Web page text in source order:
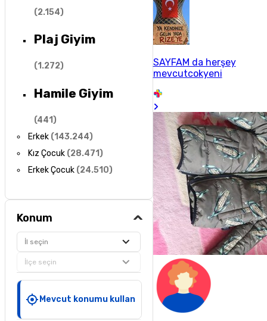
(2.154)
Plaj Giyim
(1.272)
Hamile Giyim
(441)
Erkek (143.244)
Kız Çocuk (28.471)
Erkek Çocuk (24.510)
Konum
İl seçin
İlçe seçin
Mevcut konumu kullan
SAYFAM da herşey
mevcutcokyeni